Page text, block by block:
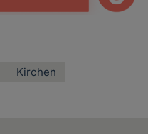
Kirchen